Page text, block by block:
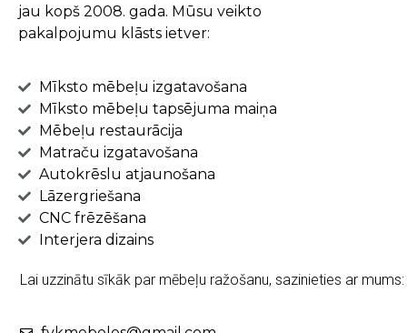
jau kopš 2008. gada. Mūsu veikto
pakalpojumu klāsts ietver:
Mīksto mēbeļu izgatavošana
Mīksto mēbeļu tapsējuma maiņa
Mēbeļu restaurācija
Matraču izgatavošana
Autokrēslu atjaunošana
Lāzergriešana
CNC frēzēšana
Interjera dizains
Lai uzzinātu sīkāk par mēbeļu ražošanu, sazinieties ar mums: